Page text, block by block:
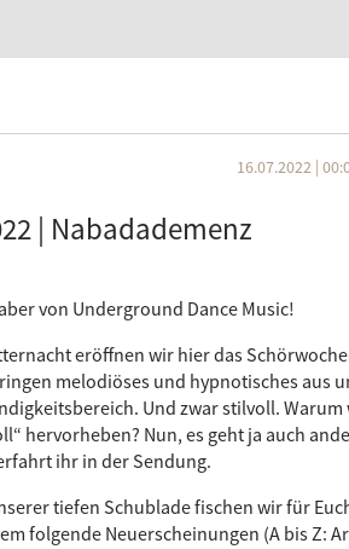
16.07.2022 |
| Nabadademenz
von Underground Dance Music!
eröffnen wir hier das
melodiöses und hypnotisches aus
Und zwar stilvoll. Warum
hervorheben? Nun, es geht ja auch
ihr in der Sendung.
tiefen Schublade fischen wir für
folgende Neuerscheinungen (A bis Z: